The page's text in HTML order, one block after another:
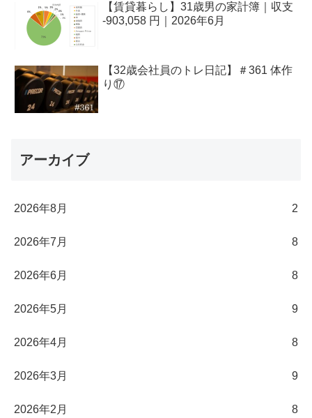
【賃貸暮らし】31歳男の家計簿｜収支
-903,058 円｜2026年6月
【32歳会社員のトレ日記】＃361 体作
り⑰
アーカイブ
2026年8月 2
2026年7月 8
2026年6月 8
2026年5月 9
2026年4月 8
2026年3月 9
2026年2月 8